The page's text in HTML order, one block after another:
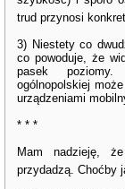
trud przynosi
3) Niestety co
co powoduje, że
pasek poziomy.
ogólnopolskiej
urządzeniami
* * *
Mam nadzieję,
przydadzą. Choćby